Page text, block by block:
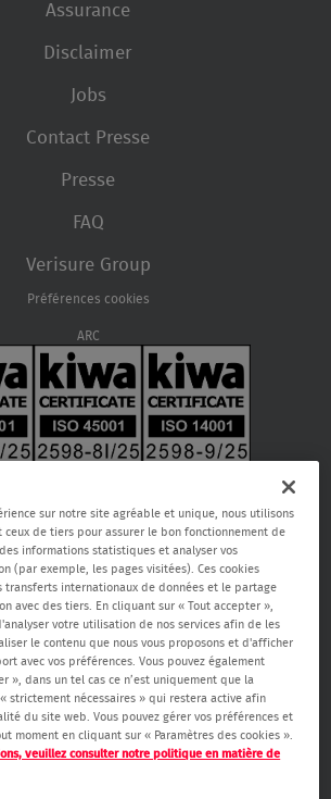
Assurance
Disclaimer
Jobs
Contact Presse
Presse
FAQ
Verisure Group
Préférences cookies
ARC
66, 1130 Bruxelles, RPM Bruxelles 0459.866.904,
, n° de téléphone:080090000, Entreprise de
d’alarmes et caméra agréée.
Service public fédéral Affaires intérieures -
& Prévention (Boulevard de Waterloo 76 1000
)
sur notre site agréable et unique, nous utilisons
ceux de tiers pour assurer le bon fonctionnement de
informations statistiques et analyser vos
(par exemple, les pages visitées). Ces cookies
transferts internationaux de données et le partage
avec des tiers. En cliquant sur « Tout accepter »,
votre utilisation de nos services afin de les
le contenu que nous vous proposons et d'afficher
avec vos préférences. Vous pouvez également
», dans un tel cas ce n’est uniquement que la
strictement nécessaires » qui restera active afin
du site web. Vous pouvez gérer vos préférences et
moment en cliquant sur « Paramètres des cookies ».
veuillez consulter notre politique en matière de